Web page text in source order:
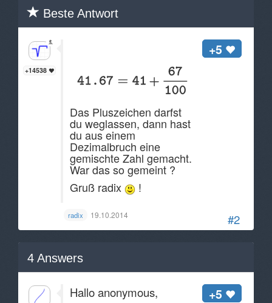
Beste Antwort
#2
+14538
+5
Das Pluszeichen darfst
du weglassen, dann hast
du aus einem
Dezimalbruch eine
gemischte Zahl gemacht.
War das so gemeint ?
Gruß radix
!
radix 19.10.2014
4 Answers
+5
Hallo anonymous,